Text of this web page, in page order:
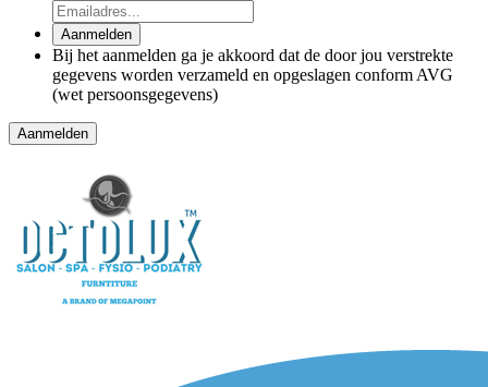
Aanmelden
Bij het aanmelden ga je akkoord dat de door jou verstrekte
gegevens worden verzameld en opgeslagen conform AVG
(wet persoonsgegevens)
Aanmelden